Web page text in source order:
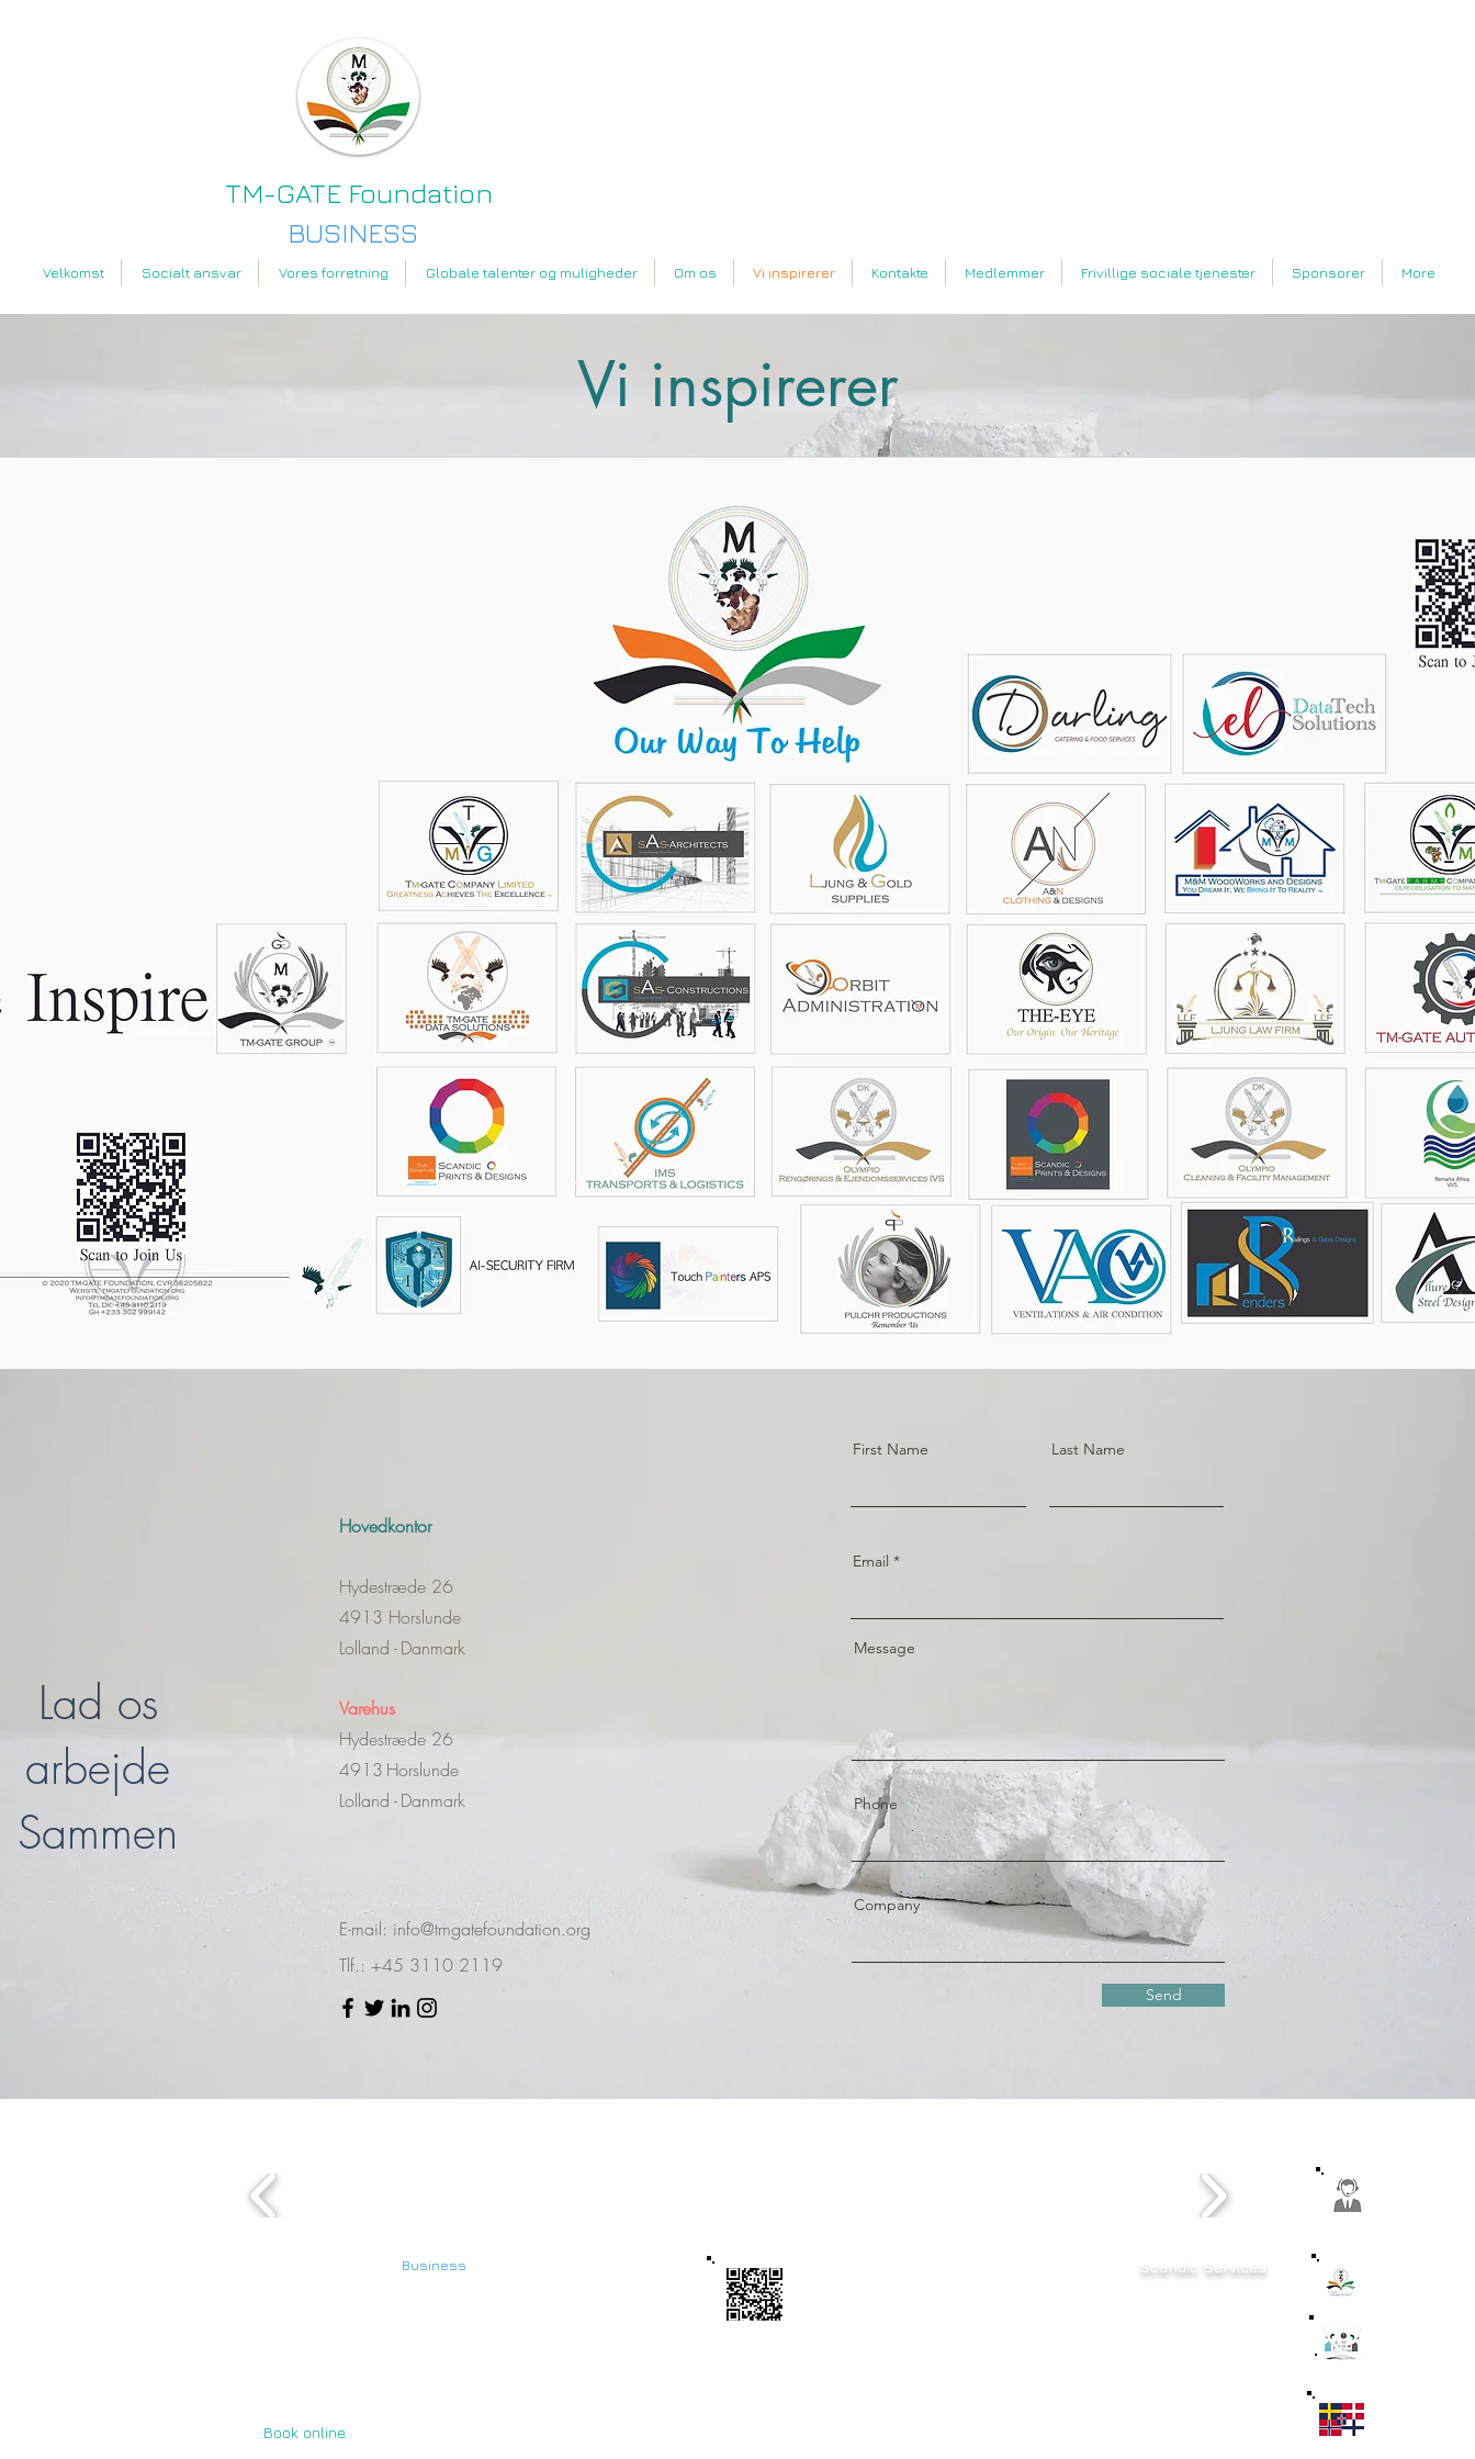
TM-GATE Foundation
BUSINESS
Velkomst Socialt ansvar Vores forretning Globale talenter og muligheder Om os Vi inspirerer Kontakte Medlemmer Frivillige sociale tjenester Sponsorer More
Vi inspirerer
Lad os
arbejde
Sammen
Hovedkontor
Hydestræde 26
4913 Horslunde
Lolland -Danmark
Varehus
Hydestræde 26
4913 Horslunde
Lolland -Danmark
E-mail: info@tmgatefoundation.org
Tlf.: +45 3110 2119
First Name Last Name
Email
Message
Phone
Company
Send
Business
Book online
Scandic Services